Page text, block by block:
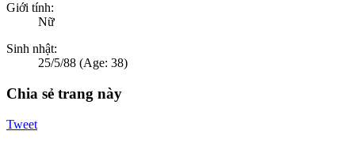
Giới tính:
Nữ
Sinh nhật:
25/5/88 (Age: 38)
Chia sẻ trang này
Tweet